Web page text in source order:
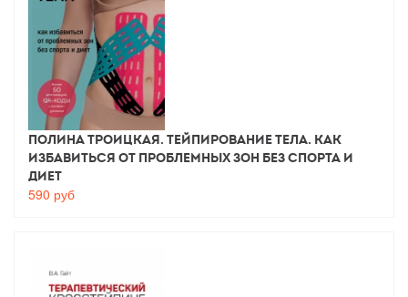
Полина Троицкая. Тейпирование тела. Как
избавиться от проблемных зон без спорта и
диет
590 руб